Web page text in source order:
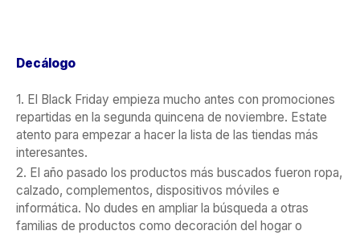
Decálogo
1. El Black Friday empieza mucho antes con promociones
repartidas en la segunda quincena de noviembre. Estate
atento para empezar a hacer la lista de las tiendas más
interesantes.
2. El año pasado los productos más buscados fueron ropa,
calzado, complementos, dispositivos móviles e
informática. No dudes en ampliar la búsqueda a otras
familias de productos como decoración del hogar o